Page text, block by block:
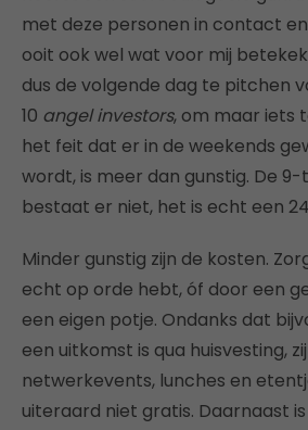
met deze personen in contact
ooit ook wel wat voor mij
dus de volgende dag te pitchen
10 angel investors, om maar iets
het feit dat er in de weekends
wordt, is meer dan gunstig. De
bestaat er niet, het is echt een
Minder gunstig zijn de kosten.
echt op orde hebt, óf door een
een eigen potje. Ondanks dat
een uitkomst is qua huisvesting,
netwerkevents, lunches en
uiteraard niet gratis. Daarnaast